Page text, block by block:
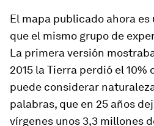
El mapa publicado ahora
que el mismo grupo de
La primera versión
2015 la Tierra perdió el
puede considerar
palabras, que en 25 años
vírgenes unos 3,3 millones